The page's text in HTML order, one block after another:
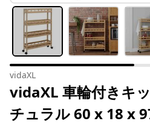
vidaXL
vidaXL 車輪付きキ
チュラル 60 x 18 x